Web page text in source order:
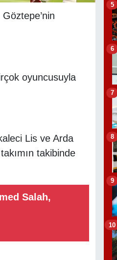
oyuncusuyla
Lis ve Arda
takibinde
Salah,
5
6
7
8
9
10